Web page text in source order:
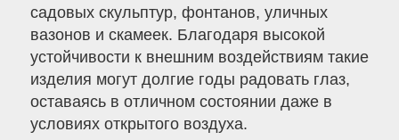
садовых скульптур, фонтанов, уличных
вазонов и скамеек. Благодаря высокой
устойчивости к внешним воздействиям такие
изделия могут долгие годы радовать глаз,
оставаясь в отличном состоянии даже в
условиях открытого воздуха.